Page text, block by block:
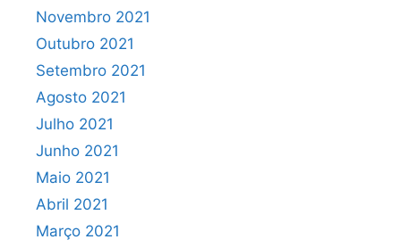
Novembro 2021
Outubro 2021
Setembro 2021
Agosto 2021
Julho 2021
Junho 2021
Maio 2021
Abril 2021
Março 2021